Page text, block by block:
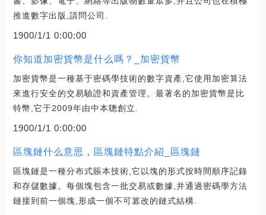
推進數字出版,請問公司.
1900/1/1 0:00:00
你知道加密貨幣是什么嗎？_加密貨幣
加密貨幣是一種基于密碼學技術的數字資產,它使用加密算法
來進行安全的交易驗證和資產管理。最著名的加密貨幣是比
特幣,它于2009年由中本聰創立.
1900/1/1 0:00:00
區塊鏈什么意思，區塊鏈特點介紹_區塊鏈
區塊鏈是一種分布式賬本技術,它以塊的形式按時間順序記錄
和存儲數據。每個塊包含一批交易或數據,并通過密碼學方法
鏈接到前一個塊,形成一個不可篡改的鏈式結構.